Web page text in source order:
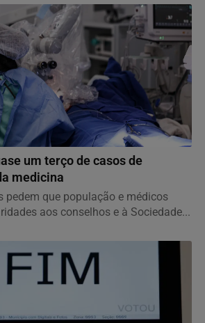
um terço de casos de
medicina
pedem que população e médicos
aos conselhos e à Sociedade...